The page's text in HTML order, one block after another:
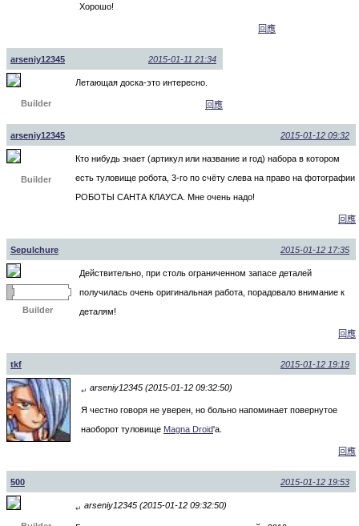
Хорошо!
回應
arseniy12345 2015-01-11 21:34
Builder
Летающая доска-это интересно.
回應
arseniy12345 2015-01-12 09:32
Builder
Кто нибудь знает (артикул или название и год) набора в котором
есть туловище робота, 3-го по счёту слева на право на фотографии
РОБОТЫ САНТА КЛАУСА. Мне очень надо!
回應
Sepulchure 2015-01-12 17:35
Builder
Действительно, при столь ограниченном запасе деталей
получилась очень оригинальная работа, порадовало внимание к
деталям!
回應
tkf 2015-01-12 19:19
↵ arseniy12345 (2015-01-12 09:32:50)
Я честно говоря не уверен, но больно напоминает повернутое
наоборот туловище Magna Droid'а.
回應
500 2015-01-12 19:53
↵ arseniy12345 (2015-01-12 09:32:50)